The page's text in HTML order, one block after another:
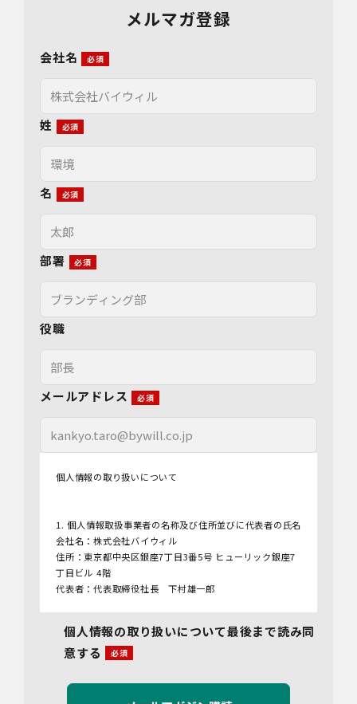
メルマガ登録
会社名
姓
名
部署
役職
メールアドレス
個人情報の取り扱いについて
1. 個人情報取扱事業者の名称及び住所並びに代表者の氏名
会社名：株式会社バイウィル
住所：東京都中央区銀座7丁目3番5号 ヒューリック銀座7
丁目ビル 4階
代表者：代表取締役社長 下村雄一郎
管理者名：管理部長
連絡先：info@bywill.co.jp
3.利用目的
当社で取り扱う個人情報（個人情報保護法第2条第1項によ
個人情報の取り扱いについて最後まで読み同
意する